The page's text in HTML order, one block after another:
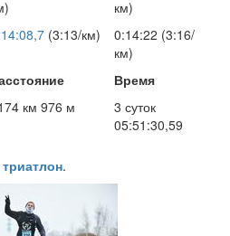
км)
(3:13/км)
0:14:22 (3:16/
км)
Время
км 976 м
3 суток
05:51:30,59
.